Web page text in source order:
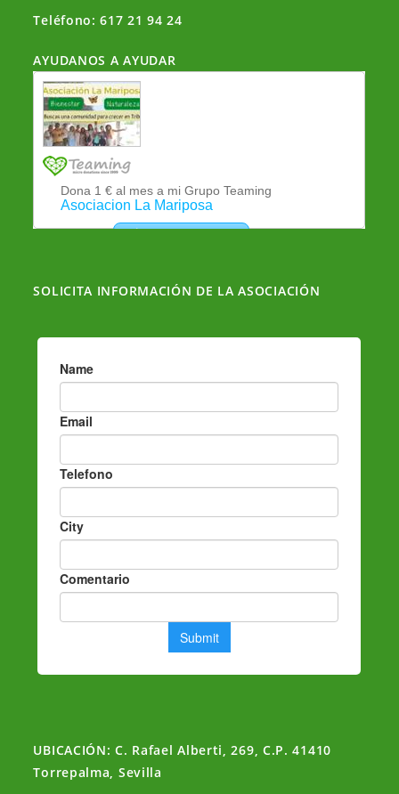
Teléfono: 617 21 94 24
AYUDANOS A AYUDAR
SOLICITA INFORMACIÓN DE LA ASOCIACIÓN
UBICACIÓN: C. Rafael Alberti, 269, C.P. 41410
Torrepalma, Sevilla